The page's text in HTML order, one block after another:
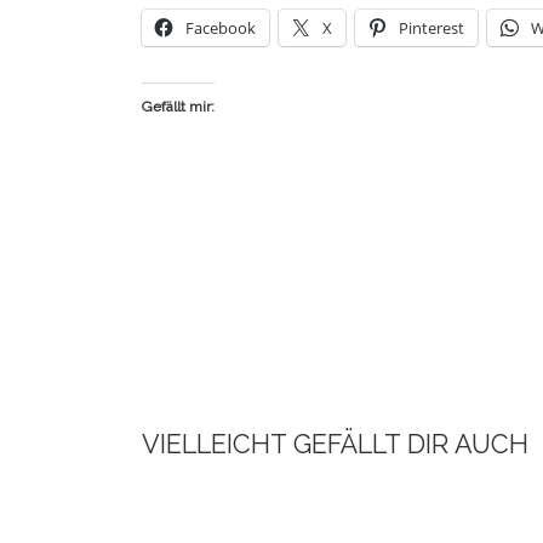
Face­book X Pin­te­rest
Gefällt mir:
VIELLEICHT GEFÄLLT DIR AUCH